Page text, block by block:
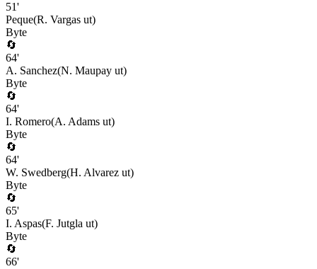
51'
Peque(R. Vargas ut)
Byte
🔄
64'
A. Sanchez(N. Maupay ut)
Byte
🔄
64'
I. Romero(A. Adams ut)
Byte
🔄
64'
W. Swedberg(H. Alvarez ut)
Byte
🔄
65'
I. Aspas(F. Jutgla ut)
Byte
🔄
66'